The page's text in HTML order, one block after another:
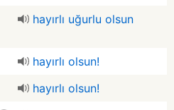
hayırlı uğurlu olsun
hayırlı olsun!
hayırlı olsun!